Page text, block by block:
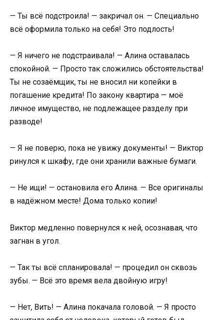
— Ты всё подстроила! — закричал он. — Специально
всё оформила только на себя! Это подлость!
— Я ничего не подстраивала! — Алина оставалась
спокойной. — Просто так сложились обстоятельства!
Ты не созаёмщик, ты не вносил ни копейки в
погашение кредита! По закону квартира — моё
личное имущество, не подлежащее разделу при
разводе!
— Я не поверю, пока не увижу документы! — Виктор
ринулся к шкафу, где они хранили важные бумаги.
— Не ищи! — остановила его Алина. — Все оригиналы
в надёжном месте! Дома только копии!
Виктор медленно повернулся к ней, осознавая, что
загнан в угол.
— Так ты всё спланировала! — процедил он сквозь
зубы. — Всё это время вела двойную игру!
— Нет, Вить! — Алина покачала головой. — Я просто